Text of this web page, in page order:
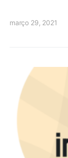
março 29, 2021